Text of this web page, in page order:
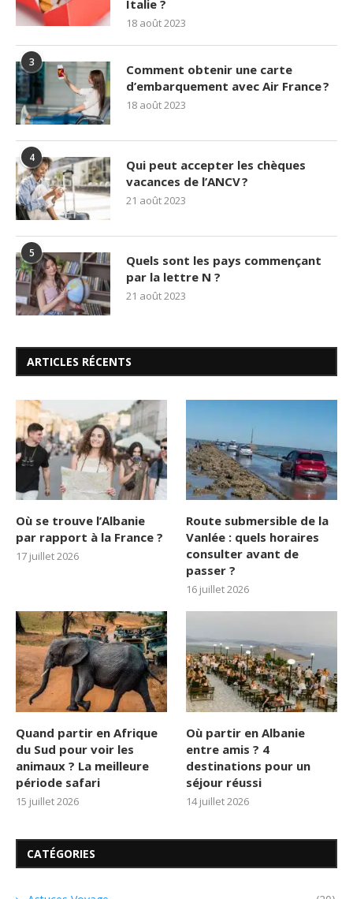
Italie ?
18 août 2023
3
Comment obtenir une carte
d’embarquement avec Air France ?
18 août 2023
4
Qui peut accepter les chèques
vacances de l’ANCV ?
21 août 2023
5
Quels sont les pays commençant
par la lettre N ?
21 août 2023
ARTICLES RÉCENTS
Où se trouve l’Albanie
par rapport à la France ?
17 juillet 2026
Route submersible de la
Vanlée : quels horaires
consulter avant de
passer ?
16 juillet 2026
Quand partir en Afrique
du Sud pour voir les
animaux ? La meilleure
période safari
15 juillet 2026
Où partir en Albanie
entre amis ? 4
destinations pour un
séjour réussi
14 juillet 2026
CATÉGORIES